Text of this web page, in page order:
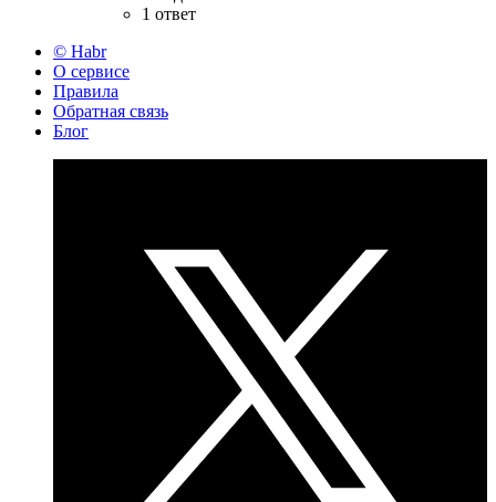
1 ответ
© Habr
О сервисе
Правила
Обратная связь
Блог